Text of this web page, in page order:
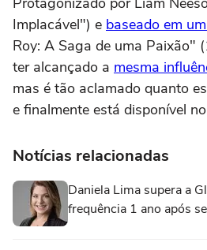
Implacável") e baseado em
Roy: A Saga de uma Paixão"
ter alcançado a mesma
mas é tão aclamado quanto
e finalmente está disponível
Notícias relacionadas
Daniela Lima supera a
frequência 1 ano após